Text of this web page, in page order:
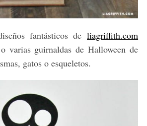
fantásticos deliagriffith.com
varias guirnaldas de Halloween de
gatos o esqueletos.